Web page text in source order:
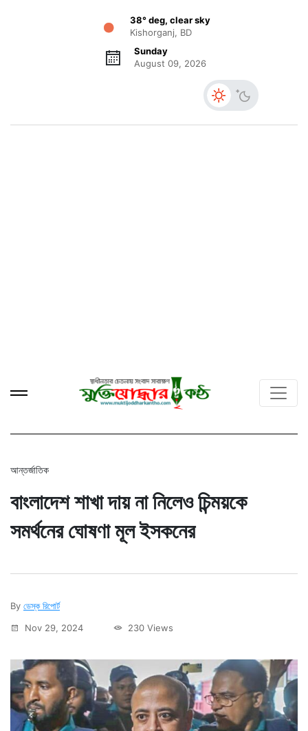
38° deg, clear sky
Kishorganj, BD
Sunday
August 09, 2026
আন্তর্জাতিক
বাংলাদেশ শাখা দায় না নিলেও চিন্ময়কে
সমর্থনের ঘোষণা মূল ইসকনের
By ডেস্ক রিপোর্ট
Nov 29, 2024
230 Views